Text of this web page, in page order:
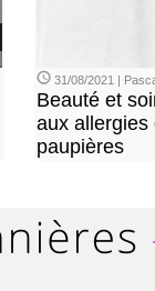
31/08/2021 |
Beauté et
aux allergies
paupières